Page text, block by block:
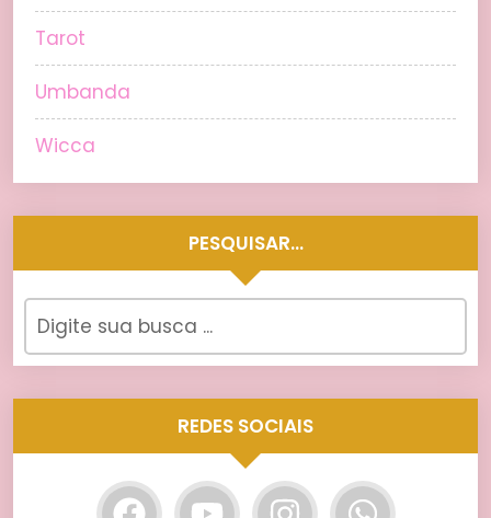
Tarot
Umbanda
Wicca
PESQUISAR…
REDES SOCIAIS